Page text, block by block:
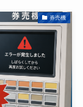
券売機